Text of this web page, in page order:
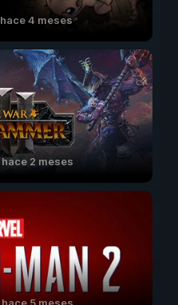
hace 4 meses
hace 2 meses